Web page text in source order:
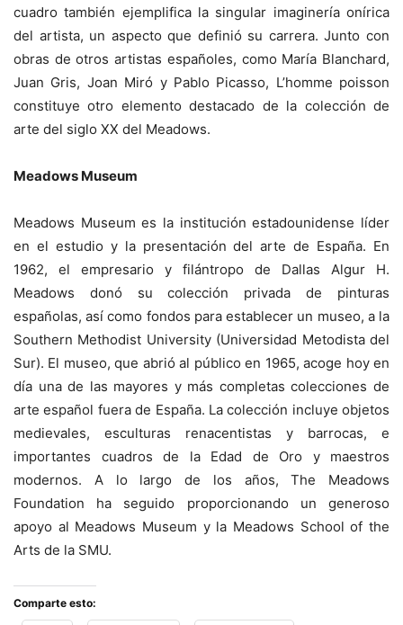
cuadro también ejemplifica la singular imaginería onírica
del artista, un aspecto que definió su carrera. Junto con
obras de otros artistas españoles, como María Blanchard,
Juan Gris, Joan Miró y Pablo Picasso, L’homme poisson
constituye otro elemento destacado de la colección de
arte del siglo XX del Meadows.
Meadows Museum
Meadows Museum es la institución estadounidense líder
en el estudio y la presentación del arte de España. En
1962, el empresario y filántropo de Dallas Algur H.
Meadows donó su colección privada de pinturas
españolas, así como fondos para establecer un museo, a la
Southern Methodist University (Universidad Metodista del
Sur). El museo, que abrió al público en 1965, acoge hoy en
día una de las mayores y más completas colecciones de
arte español fuera de España. La colección incluye objetos
medievales, esculturas renacentistas y barrocas, e
importantes cuadros de la Edad de Oro y maestros
modernos. A lo largo de los años, The Meadows
Foundation ha seguido proporcionando un generoso
apoyo al Meadows Museum y la Meadows School of the
Arts de la SMU.
Comparte esto: